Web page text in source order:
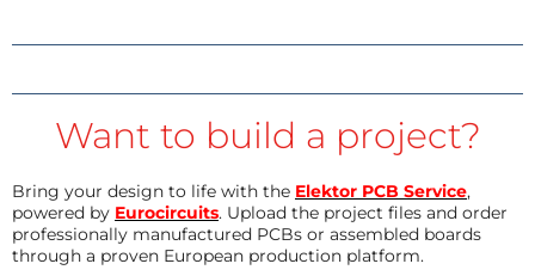
Want to build a project?
Bring your design to life with the Elektor PCB Service,
powered by Eurocircuits. Upload the project files and order
professionally manufactured PCBs or assembled boards
through a proven European production platform.